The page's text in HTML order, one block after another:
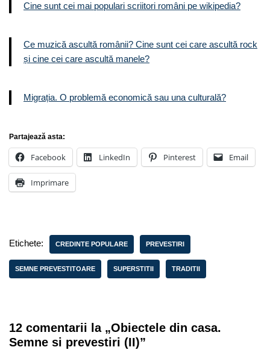
Cine sunt cei mai populari scriitori români pe wikipedia?
Ce muzică ascultă românii? Cine sunt cei care ascultă rock
și cine cei care ascultă manele?
Migrația. O problemă economică sau una culturală?
Partajează asta:
Facebook LinkedIn Pinterest Email
Imprimare
Etichete: CREDINTE POPULARE PREVESTIRI
SEMNE PREVESTITOARE SUPERSTITII TRADITII
12 comentarii la „Obiectele din casa.
Semne si prevestiri (II)”